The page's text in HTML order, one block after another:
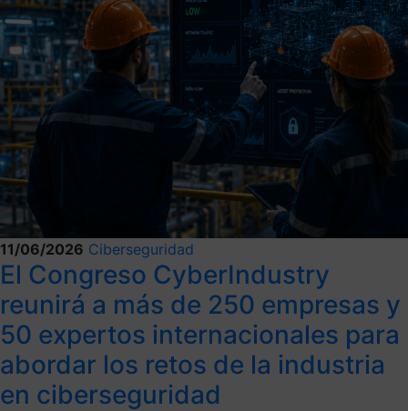
11/06/2026 Ciberseguridad
El Congreso CyberIndustry
reunirá a más de 250 empresas y
50 expertos internacionales para
abordar los retos de la industria
en ciberseguridad